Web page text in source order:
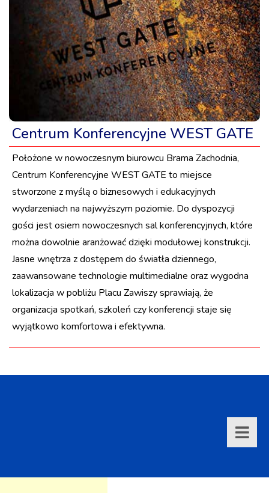
Centrum Konferencyjne WEST GATE
Położone w nowoczesnym biurowcu Brama Zachodnia,
Centrum Konferencyjne WEST GATE to miejsce
stworzone z myślą o biznesowych i edukacyjnych
wydarzeniach na najwyższym poziomie. Do dyspozycji
gości jest osiem nowoczesnych sal konferencyjnych, które
można dowolnie aranżować dzięki modułowej konstrukcji.
Jasne wnętrza z dostępem do światła dziennego,
zaawansowane technologie multimedialne oraz wygodna
lokalizacja w pobliżu Placu Zawiszy sprawiają, że
organizacja spotkań, szkoleń czy konferencji staje się
wyjątkowo komfortowa i efektywna.